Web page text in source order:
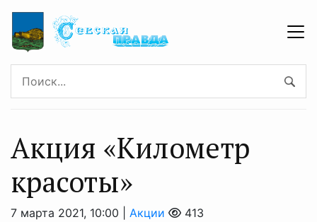
Акция «Километр
красоты»
7 марта 2021, 10:00 | Акции 413